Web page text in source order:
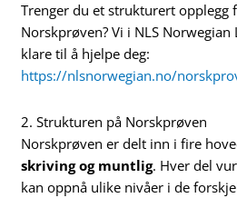
Trenger du et strukturert opplegg
Norskprøven? Vi i NLS Norwegian
klare til å hjelpe deg:
https://nlsnorwegian.no/
2. Strukturen på Norskprøven
Norskprøven er delt inn i fire
skriving og muntlig. Hver del
kan oppnå ulike nivåer i de